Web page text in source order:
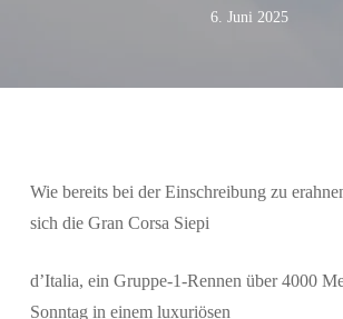
6. Juni 2025
Wie bereits bei der Einschreibung zu
sich die Gran Corsa Siepi
d’Italia, ein Gruppe-1-Rennen über 4000
Sonntag in einem luxuriösen